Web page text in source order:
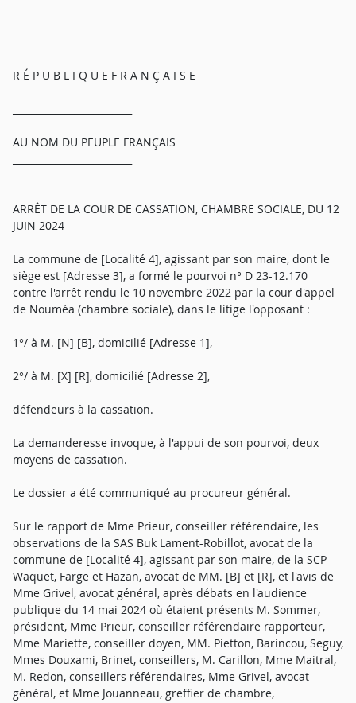
R É P U B L I Q U E F R A N Ç A I S E
AU NOM DU PEUPLE FRANÇAIS
ARRÊT DE LA COUR DE CASSATION, CHAMBRE SOCIALE, DU 12
JUIN 2024
La commune de [Localité 4], agissant par son maire, dont le
siège est [Adresse 3], a formé le pourvoi n° D 23-12.170
contre l'arrêt rendu le 10 novembre 2022 par la cour d'appel
de Nouméa (chambre sociale), dans le litige l'opposant :
1°/ à M. [N] [B], domicilié [Adresse 1],
2°/ à M. [X] [R], domicilié [Adresse 2],
défendeurs à la cassation.
La demanderesse invoque, à l'appui de son pourvoi, deux
moyens de cassation.
Le dossier a été communiqué au procureur général.
Sur le rapport de Mme Prieur, conseiller référendaire, les
observations de la SAS Buk Lament-Robillot, avocat de la
commune de [Localité 4], agissant par son maire, de la SCP
Waquet, Farge et Hazan, avocat de MM. [B] et [R], et l'avis de
Mme Grivel, avocat général, après débats en l'audience
publique du 14 mai 2024 où étaient présents M. Sommer,
président, Mme Prieur, conseiller référendaire rapporteur,
Mme Mariette, conseiller doyen, MM. Pietton, Barincou, Seguy,
Mmes Douxami, Brinet, conseillers, M. Carillon, Mme Maitral,
M. Redon, conseillers référendaires, Mme Grivel, avocat
général, et Mme Jouanneau, greffier de chambre,